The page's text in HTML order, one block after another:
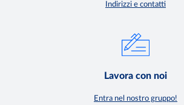
Indirizzi e contatti
Lavora con noi
Entra nel nostro gruppo!